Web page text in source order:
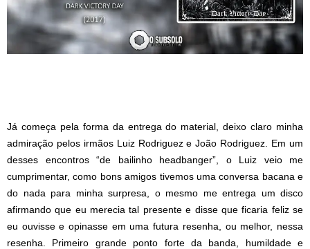
Já começa pela forma da entrega do material, deixo claro minha
admiração pelos irmãos Luiz Rodriguez e João Rodriguez. Em um
desses encontros “de bailinho headbanger”, o Luiz veio me
cumprimentar, como bons amigos tivemos uma conversa bacana e
do nada para minha surpresa, o mesmo me entrega um disco
afirmando que eu merecia tal presente e disse que ficaria feliz se
eu ouvisse e opinasse em uma futura resenha, ou melhor, nessa
resenha. Primeiro grande ponto forte da banda, humildade e